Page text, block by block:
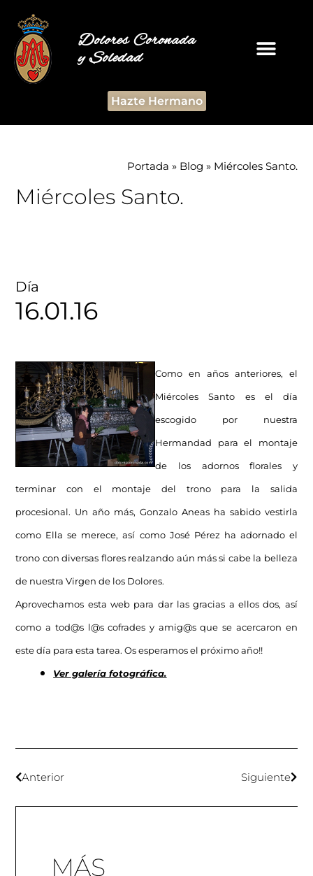
Dolores Coronada
y Soledad
Hazte Hermano
Portada » Blog » Miércoles Santo.
Miércoles Santo.
Día
16.01.16
Como en años anteriores, el
Miércoles Santo es el día
escogido por nuestra
Hermandad para el montaje
de los adornos florales y
terminar con el montaje del trono para la salida
procesional. Un año más, Gonzalo Aneas ha sabido vestirla
como Ella se merece, así como José Pérez ha adornado el
trono con diversas flores realzando aún más si cabe la belleza
de nuestra Virgen de los Dolores.
Aprovechamos esta web para dar las gracias a ellos dos, así
como a tod@s l@s cofrades y amig@s que se acercaron en
este día para esta tarea. Os esperamos el próximo año!!
Ver galería fotográfica.
Anterior Siguiente
MÁS